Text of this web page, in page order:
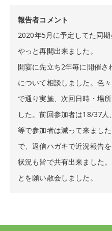
報告者コメント
2020年5月に予定してた同
やっと再開出来ました。
開宴に先立ち2年毎に開催
について相談しました。色
で通り実施、次回日時・場
した。前回参加者は18/37
等で参加者は減って来まし
で、返信ハガキで近況報告
状況も皆で共有出来ました
とを願い散会しました。